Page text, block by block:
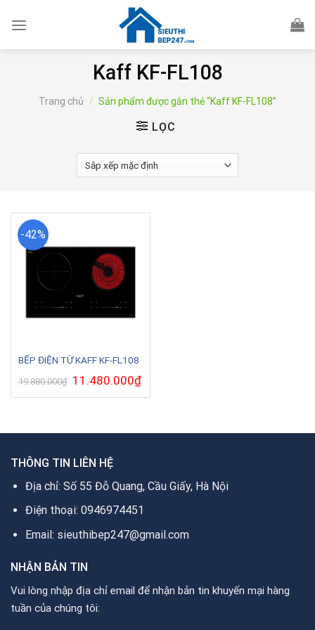
Kaff KF-FL108
Trang chủ / Sản phẩm được gắn thẻ “Kaff KF-FL108”
LỌC
-42%
BẾP ĐIỆN TỪ KAFF KF-FL108
19.880.000₫ Giá
gốc
là:
11.480.000₫Giá
hiện
tại
THÔNG TIN LIÊN HỆ
Địa chỉ: Số 55 Đỗ Quang, Cầu Giấy, Hà Nội
Điện thoại: 0946974451
Email: sieuthibep247@gmail.com
NHẬN BẢN TIN
Vui lòng nhập địa chỉ email để nhận bản tin khuyến mại hàng
tuần của chúng tôi: